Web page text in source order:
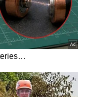
ಹಚ್ಚುವ ಮೆಹಂದಿ ಗಾಢ
ಸುಲಭದ ಟಿಪ್ಸ್​
ಮಾಡಿ ಅಂದ ನೋಡಿ